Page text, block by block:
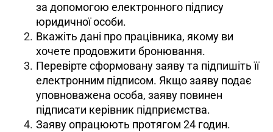
за допомогою електронного підпису
юридичної особи.
Вкажіть дані про працівника, якому ви
хочете продовжити бронювання.
Перевірте сформовану заяву та підпишіть її
електронним підписом. Якщо заяву подає
уповноважена особа, заяву повинен
підписати керівник підприємства.
Заяву опрацюють протягом 24 годин.